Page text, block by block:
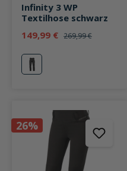
Infinity 3 WP
Textilhose schwarz
149,99 € 269,99 €
schwarz
26%